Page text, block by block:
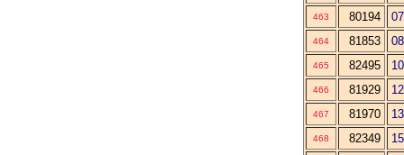
463 80194
464 81853
465 82495
466 81929
467 81970
468 82349